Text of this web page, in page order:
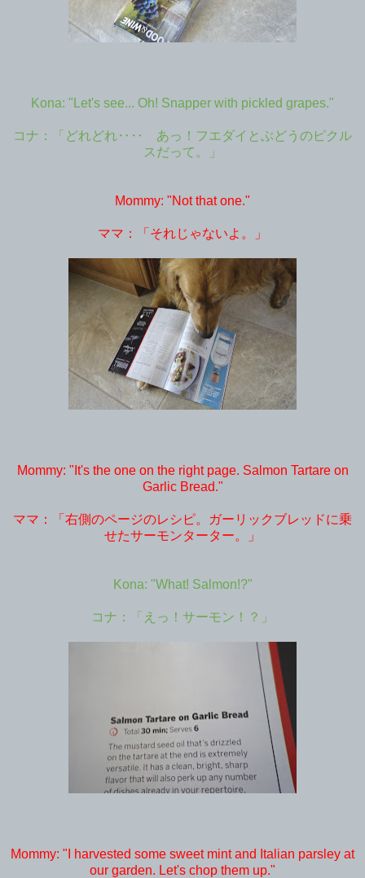
Kona: "Let's see... Oh! Snapper with pickled grapes."
コナ：「どれどれ‥‥ あっ！フエダイとぶどうのピクル
スだって。」
Mommy: "Not that one."
ママ：「それじゃないよ。」
Mommy: "It's the one on the right page. Salmon Tartare on
Garlic Bread."
ママ：「右側のページのレシピ。ガーリックブレッドに乗
せたサーモンターター。」
Kona: "What! Salmon!?"
コナ：「えっ！サーモン！？」
Mommy: "I harvested some sweet mint and Italian parsley at
our garden. Let's chop them up."